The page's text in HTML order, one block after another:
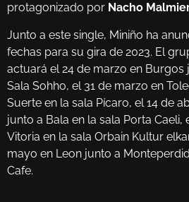
protagonizado por Nacho
Junto a este single, Miniño ha
fechas para su gira de 2023. El
actuará el 24 de marzo en Burgos
Sala Sohho, el 31 de marzo en
Suerte en la sala Pícaro, el 14 de
junto a Bala en la sala Porta Caeli,
Vitoria en la sala Orbain Kultur
mayo en Leon junto a
Cafe.